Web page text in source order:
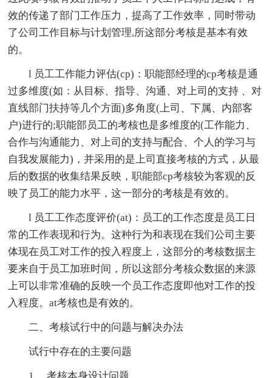
效的传递了部门工作压力，提高了工作效率，同时带动
了公司工作目标与计划管理,所这部分考核是基本有效
的。
l 员工工作能力评估(cp)：职能部经理的cp考核是通
过多维度(如：从目标、指导、沟通、对上司的支持 、对
直线部门扶持等几个方面)多角度(上司、下属、内部客
户)进行的;职能部员工的考核也是多维度的(工作能力、
合作与沟通能力、对上司的支持与配合、个人的学习与
自我发展能力)，并采用的是上司直接考核的方式，从最
后的数据的收集结果反映，职能部cp考核较为客观的反
映了员工的能力水平，这一部分的考核是有效的。
l 员工工作态度评价(at)：员工的工作态度是员工日
常的工作表现和行为。这种行为和表现在我们公司主要
体现在员工对工作的投入程度上，这部分的考核数据主
要来自于员工加班时间，所以这部分考核众数据的来源
上可以非常准确的反映一个员工作态度即他对工作的投
入程度。at考核也是有效的。
二、考核试行中的问题与解决办法
试行中存在的主要问题